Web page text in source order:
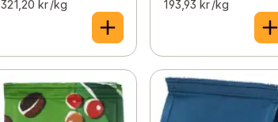
321,20 kr /kg 193,93 kr /kg